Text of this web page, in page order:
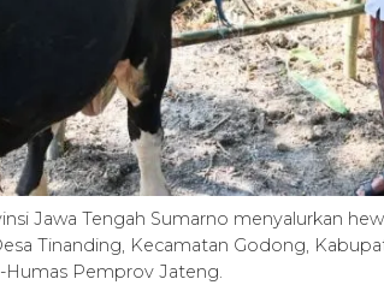
Jawa Tengah Sumarno menyalurkan
Tinanding, Kecamatan Godong,
Humas Pemprov Jateng.